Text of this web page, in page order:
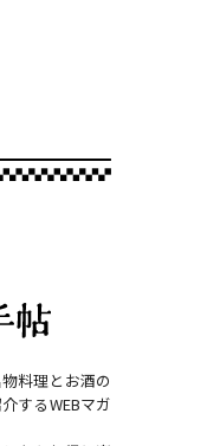
料理とお酒の
するWEBマガ